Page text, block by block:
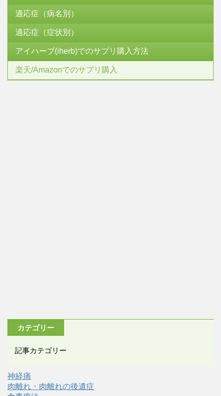
適応症（病名別）
適応症（症状別）
アイハーブ(iherb)でのサプリ購入方法
楽天/Amazonでのサプリ購入
カテゴリー
記事カテゴリー
神経痛
肉離れ・肉離れの後遺症